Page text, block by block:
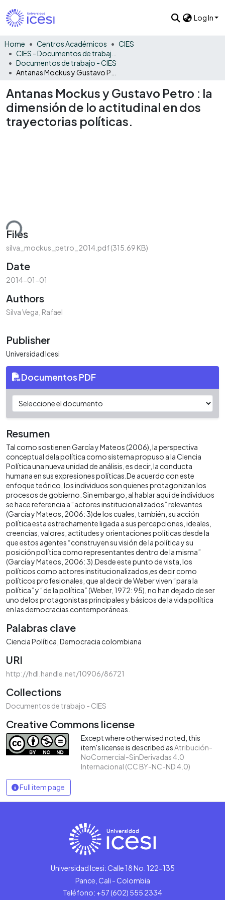
Log In
Home Centros Académicos
CIES
Documentos de trabajo - CIES
Antanas Mockus y Gustavo Petro : la
dimensión de lo actitudinal en dos
trayectorias políticas.
Files
silva_mockus_petro_2014.pdf(315.69 KB)
Date
2014-01-01
Authors
Silva Vega, Rafael
Publisher
Universidad Icesi
Documentos PDF
Resumen
Tal como sostienen García y Mateos (2006), la perspectiva
conceptual dela política como sistema propuso a la Ciencia
Política una nueva unidad de análisis, es decir, la conducta
humana en sus expresiones políticas.De acuerdo con este
enfoque teórico, los individuos son quienes protagonizan los
procesos de gobierno. Sin embargo, al hablar aquí de individuos
se hace referencia a “actores institucionalizados” relevantes
(García y Mateos, 2006: 3)de los cuales, también, su acción
política esta estrechamente ligada a sus percepciones, ideales,
creencias, valores, actitudes y orientaciones políticas desde la
que estos agentes “construyen su visión de la política y su
posición política como representantes dentro de la misma”
(García y Mateos, 2006: 3).Desde este punto de vista, los
políticos como actores institucionalizados,es decir como
políticos profesionales, que al decir de Weber viven “para la
política” y “de la política” (Weber, 1972: 95), no han dejado de ser
uno delos protagonistas principales y básicos de la vida política
en las democracias contemporáneas.
Palabras clave
Ciencia Política Democracia colombiana
URI
http://hdl.handle.net/10906/86721
Collections
Documentos de trabajo - CIES
Creative Commons license
Except where otherwised noted, this
item's license is described asAtribución-
NoComercial-SinDerivadas 4.0
Internacional (CC BY-NC-ND 4.0)
Full item page
Universidad Icesi: Calle 18 No. 122-135
Pance, Cali - Colombia
Teléfono: +57 (602) 555 2334